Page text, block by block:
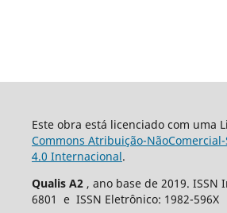
Este obra está licenciado com uma
Commons Atribuição-
4.0 Internacional.
Qualis A2 , ano base de 2019. ISSN
6801 e ISSN Eletrônico: 1982-596X